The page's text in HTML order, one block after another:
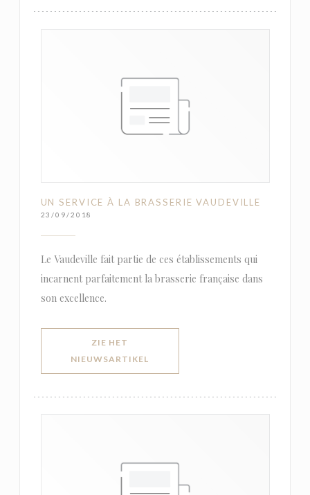
UN SERVICE À LA BRASSERIE VAUDEVILLE
23/09/2018
Le Vaudeville fait partie de ces établissements qui
incarnent parfaitement la brasserie française dans
son excellence.
ZIE HET
NIEUWSARTIKEL